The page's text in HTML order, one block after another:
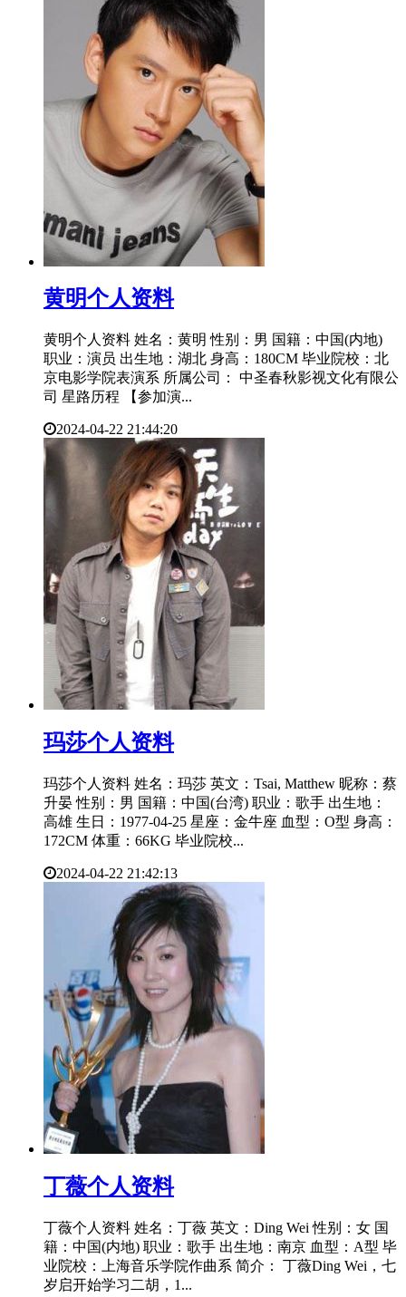
​黄明个人资料
黄明个人资料 姓名：黄明 性别：男 国籍：中国(内地)
职业：演员 出生地：湖北 身高：180CM 毕业院校：北
京电影学院表演系 所属公司： 中圣春秋影视文化有限公
司 星路历程 【参加演...
2024-04-22 21:44:20
​玛莎个人资料
玛莎个人资料 姓名：玛莎 英文：Tsai, Matthew 昵称：蔡
升晏 性别：男 国籍：中国(台湾) 职业：歌手 出生地：
高雄 生日：1977-04-25 星座：金牛座 血型：O型 身高：
172CM 体重：66KG 毕业院校...
2024-04-22 21:42:13
​丁薇个人资料
丁薇个人资料 姓名：丁薇 英文：Ding Wei 性别：女 国
籍：中国(内地) 职业：歌手 出生地：南京 血型：A型 毕
业院校：上海音乐学院作曲系 简介： 丁薇Ding Wei，七
岁启开始学习二胡，1...